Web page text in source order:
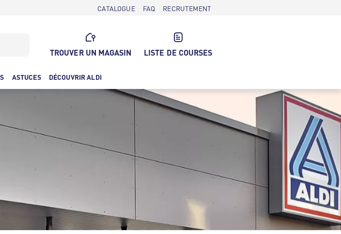
CATALOGUE FAQ RECRUTEMENT
TROUVER UN MAGASIN LISTE DE COURSES
ASTUCES DÉCOUVRIR ALDI